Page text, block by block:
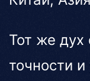
Тот же дух
точности